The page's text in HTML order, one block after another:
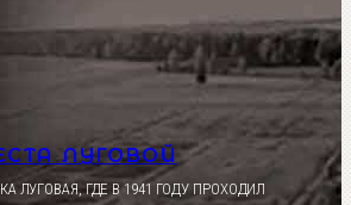
ЛУГОВОЙ
ЛУГОВАЯ, ГДЕ В 1941 ГОДУ ПРОХОДИЛ